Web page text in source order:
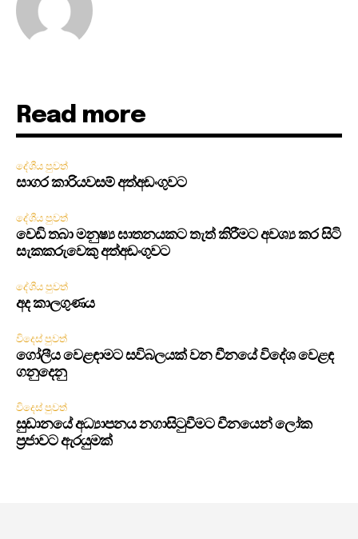
Read more
දේශීය පුවත්
සාගර කාරියවසම් අත්අඩංගුවට
දේශීය පුවත්
වෙඩි තබා මනුෂ්‍ය ඝාතනයකට තැත් කිරීමට අවශ්‍ය කර සිටි
සැකකරුවෙකු අත්අඩංගුවට
දේශීය පුවත්
අද කාලගුණය
විදෙස් පුවත්
ගෝලීය වෙළඳාමට සවිබලයක් වන චීනයේ විදේශ වෙළඳ
ගනුදෙනු
විදෙස් පුවත්
සුඩානයේ අධ්‍යාපනය නගාසිටුවීමට චීනයෙන් ලෝක
ප්‍රජාවට ඇරයුමක්